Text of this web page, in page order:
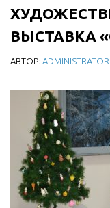
Документы
Учредительные
Правовая база
Отчеты о
Учреждения
МБУ Дом
МБУ Дом
МБОУ ДО
ВЫСТАВКА
АВТОР: ADMINISTRATOR